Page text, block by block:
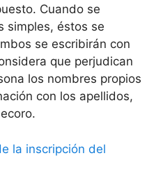
Cuando se
simples, éstos se
se escribirán con
que perjudican
los nombres propios
con los apellidos,
la inscripción del